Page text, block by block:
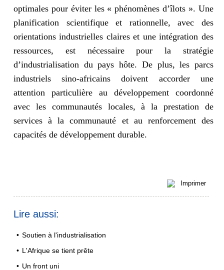
optimales pour éviter les « phénomènes d’îlots ». Une
planification scientifique et rationnelle, avec des
orientations industrielles claires et une intégration des
ressources, est nécessaire pour la stratégie
d’industrialisation du pays hôte. De plus, les parcs
industriels sino-africains doivent accorder une
attention particulière au développement coordonné
avec les communautés locales, à la prestation de
services à la communauté et au renforcement des
capacités de développement durable.
Imprimer
Lire aussi:
• Soutien à l'industrialisation
• L'Afrique se tient prête
• Un front uni